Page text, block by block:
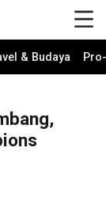
& Budaya